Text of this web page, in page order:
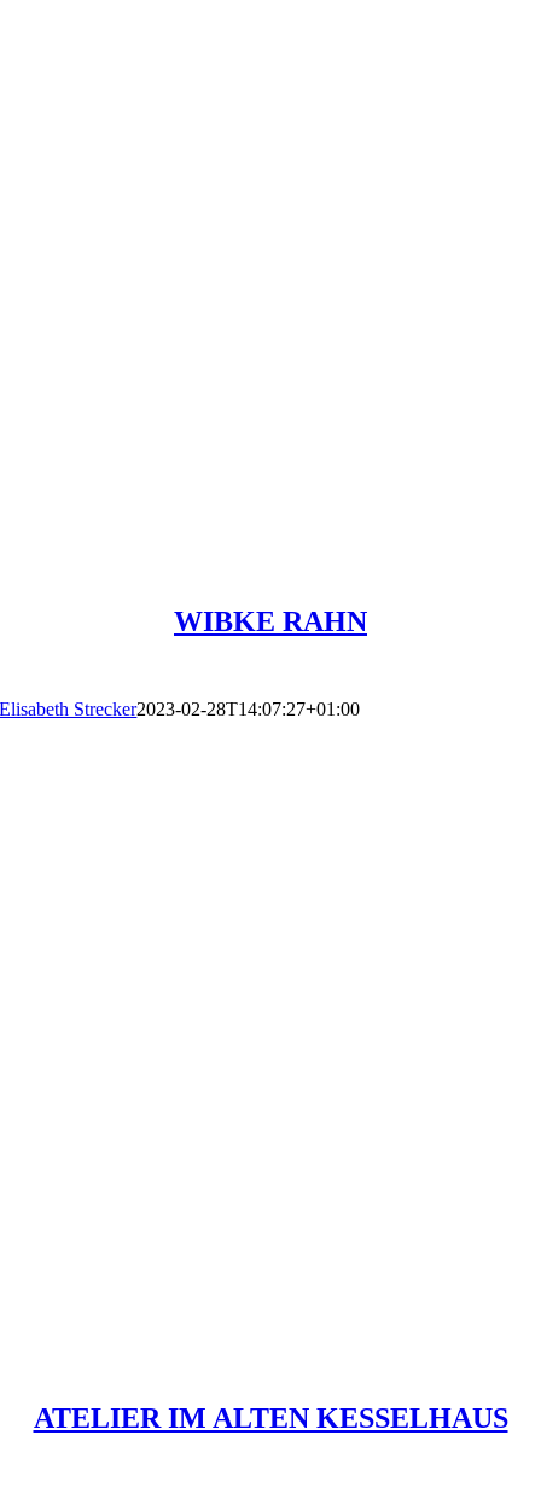
WIBKE RAHN
Elisabeth Strecker2023-02-28T14:07:27+01:00
ATELIER IM ALTEN KESSELHAUS